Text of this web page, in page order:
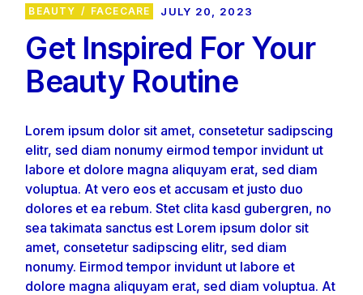
BEAUTY FACECARE JULY 20, 2023
Get Inspired For Your
Beauty Routine
Lorem ipsum dolor sit amet, consetetur sadipscing
elitr, sed diam nonumy eirmod tempor invidunt ut
labore et dolore magna aliquyam erat, sed diam
voluptua. At vero eos et accusam et justo duo
dolores et ea rebum. Stet clita kasd gubergren, no
sea takimata sanctus est Lorem ipsum dolor sit
amet, consetetur sadipscing elitr, sed diam
nonumy. Eirmod tempor invidunt ut labore et
dolore magna aliquyam erat, sed diam voluptua. At